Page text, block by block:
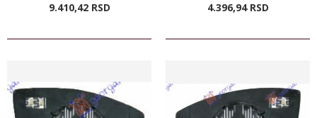
9.410,42 RSD 4.396,94 RSD